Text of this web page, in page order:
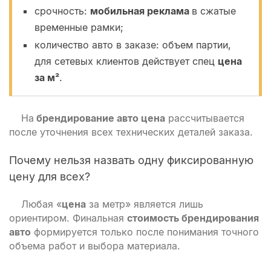
срочность: мобильная реклама в сжатые
временные рамки;
количество авто в заказе: объем партии,
для сетевых клиентов действует спец цена
за м².
На брендирование авто цена рассчитывается
после уточнения всех технических деталей заказа.
Почему нельзя назвать одну фиксированную
цену для всех?
Любая «цена за метр» является лишь
ориентиром. Финальная стоимость брендирования
авто формируется только после понимания точного
объема работ и выбора материала.